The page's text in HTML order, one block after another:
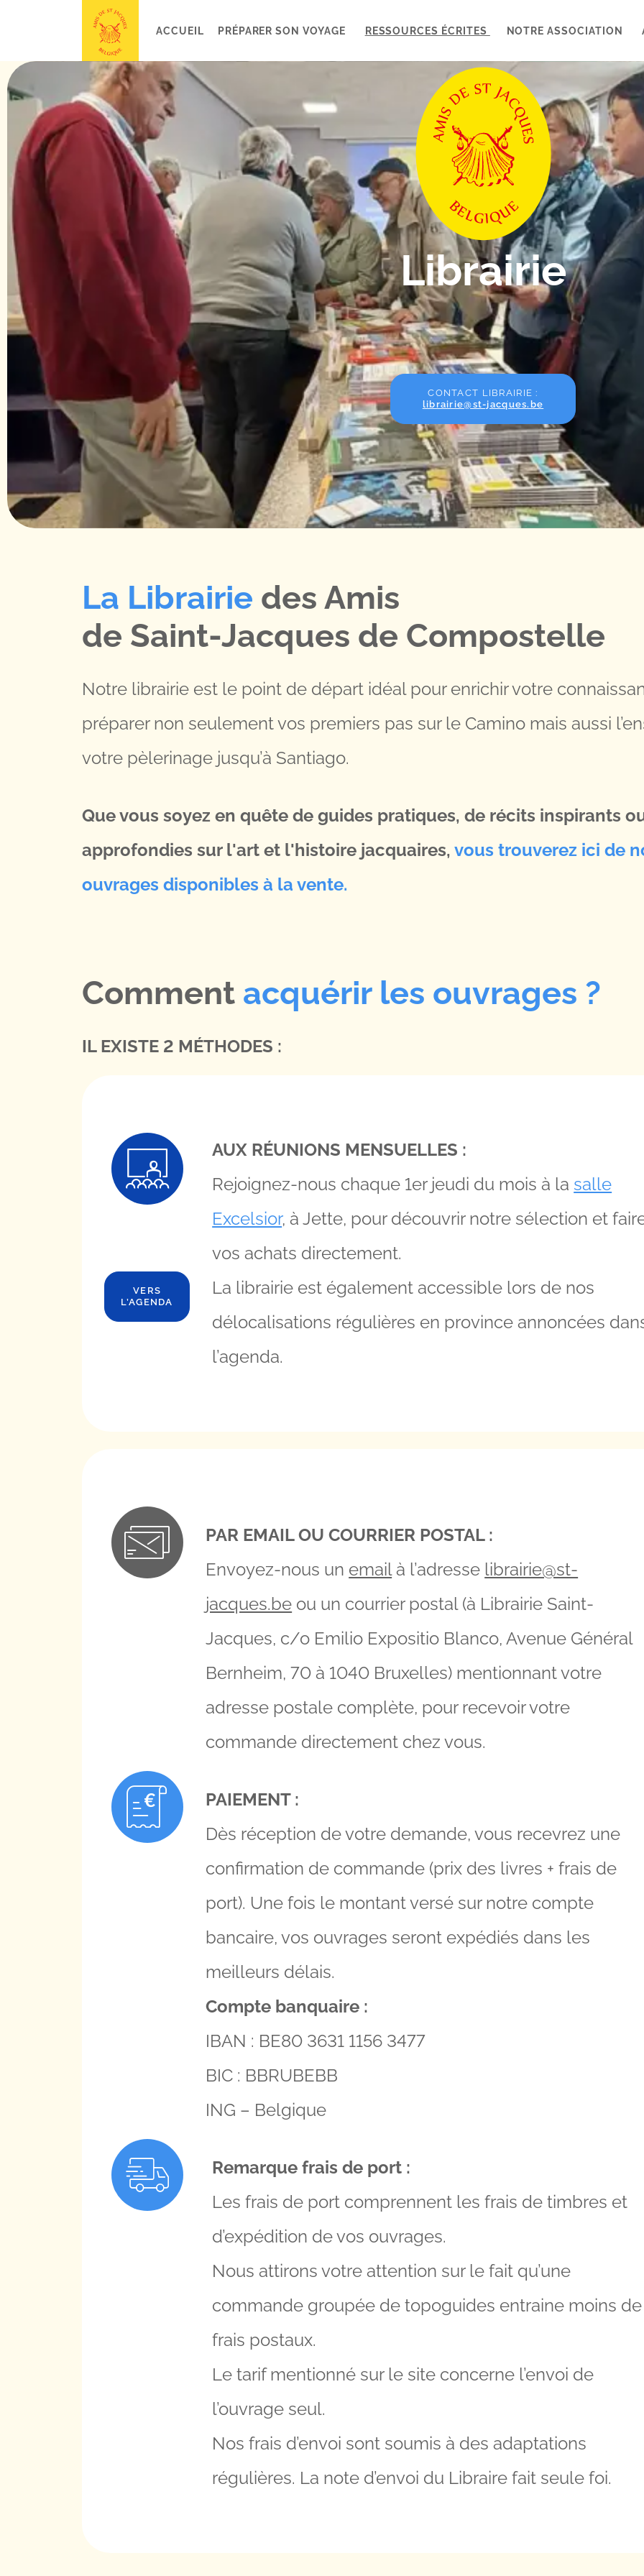
ACCUEIL PRÉPARER SON VOYAGE RESSOURCES ÉCRITES NOTRE ASSOCIATION
Librairie
CONTACT LIBRAIRIE :
librairie@st-jacques.be
La Librairie des Amis
de Saint-Jacques de Compostelle
Notre librairie est le point de départ idéal pour enrichir votre
préparer non seulement vos premiers pas sur le Camino mais aussi
votre pèlerinage jusqu’à Santiago.
Que vous soyez en quête de guides pratiques, de récits inspirants
approfondies sur l'art et l'histoire jacquaires, vous trouverez ici de
ouvrages disponibles à la vente.
Comment acquérir les ouvrages ?
IL EXISTE 2 MÉTHODES :
VERS
L’AGENDA
AUX RÉUNIONS MENSUELLES :
Rejoignez-nous chaque 1er jeudi du mois à la salle
Excelsior, à Jette, pour découvrir notre sélection et
vos achats directement.
La librairie est également accessible lors de nos
délocalisations régulières en province annoncées
l’agenda.
PAR EMAIL OU COURRIER POSTAL :
Envoyez-nous un emailà l’adresse librairie@st-
jacques.be ou un courrier postal (à Librairie Saint-
Jacques, c/o Emilio Expositio Blanco, Avenue Général
Bernheim, 70 à 1040 Bruxelles) mentionnant votre
adresse postale complète, pour recevoir votre
commande directement chez vous.
PAIEMENT :
Dès réception de votre demande, vous recevrez une
confirmation de commande (prix des livres + frais de
port). Une fois le montant versé sur notre compte
bancaire, vos ouvrages seront expédiés dans les
meilleurs délais.
Compte banquaire :
IBAN : BE80 3631 1156 3477
BIC : BBRUBEBB
ING – Belgique
Remarque frais de port :
Les frais de port comprennent les frais de timbres et
d’expédition de vos ouvrages.
Nous attirons votre attention sur le fait qu’une
commande groupée de topoguides entraine moins de
frais postaux.
Le tarif mentionné sur le site concerne l’envoi de
l’ouvrage seul.
Nos frais d’envoi sont soumis à des adaptations
régulières. La note d’envoi du Libraire fait seule foi.